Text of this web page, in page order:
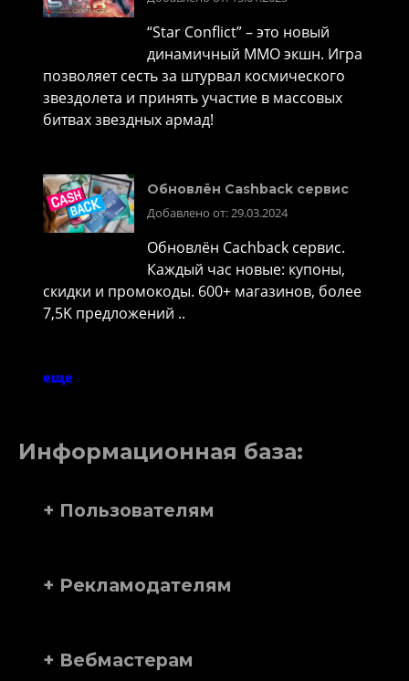
“Star Conflict” – это новый
динамичный MMO экшн. Игра
позволяет сесть за штурвал космического
звездолета и принять участие в массовых
битвах звездных армад!
Обновлён Cashback сервис
Добавлено от: 29.03.2024
Обновлён Cachback сервис.
Каждый час новые: купоны,
скидки и промокоды. 600+ магазинов, более
7,5K предложений ..
еще
Информационная база:
+ Пользователям
+ Рекламодателям
+ Вебмастерам